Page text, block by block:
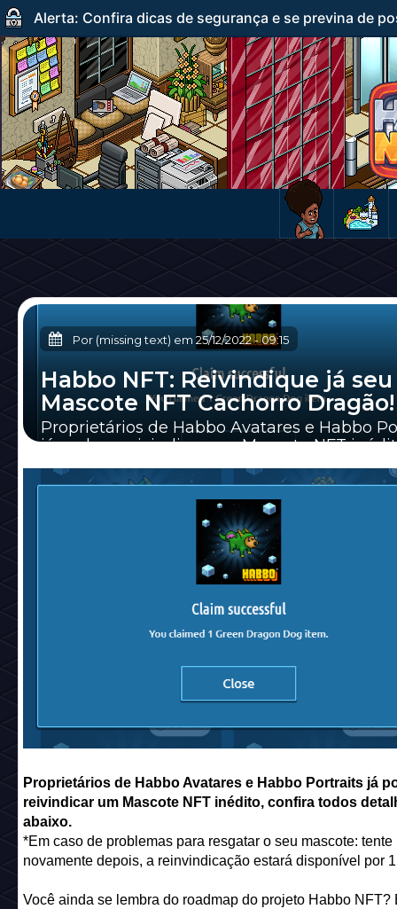
Alerta: Confira dicas de segurança e se previna de
Por (missing text) em 25/12/2022-09:15
Habbo NFT: Reivindique já seu
Mascote NFT Cachorro Dragão!
Proprietários de Habbo Avatares e Habbo
já podem reivindicar um Mascote NFT
Proprietários de Habbo Avatares e Habbo Portraits já
reivindicar um Mascote NFT inédito, confira todos
abaixo.
*Em caso de problemas para resgatar o seu mascote: tente
novamente depois, a reinvindicação estará disponível por
Você ainda se lembra do roadmap do projeto Habbo NFT?